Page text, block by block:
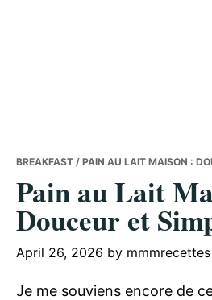
BREAKFAST / PAIN AU LAIT MAISON :
Pain au Lait
Douceur et
April 26, 2026 by mmmrecettes
Je me souviens encore de